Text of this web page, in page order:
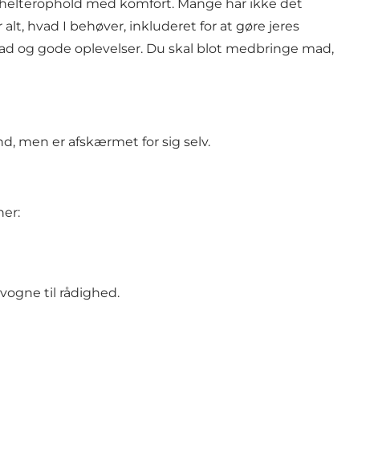
med komfort. Mange har ikke det
hvad I behøver, inkluderet for at gøre jeres
og gode oplevelser. Du skal blot medbringe mad,
men er afskærmet for sig selv.
til rådighed.